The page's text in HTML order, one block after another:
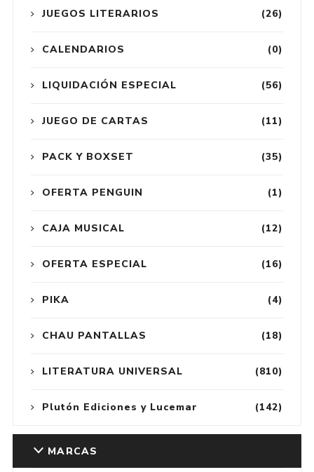
(26)
JUEGOS LITERARIOS
(0)
CALENDARIOS
(56)
LIQUIDACIÓN ESPECIAL
(11)
JUEGO DE CARTAS
(35)
PACK Y BOXSET
(1)
OFERTA PENGUIN
(12)
CAJA MUSICAL
(16)
OFERTA ESPECIAL
(4)
PIKA
(18)
CHAU PANTALLAS
(810)
LITERATURA UNIVERSAL
(142)
Plutón Ediciones y Lucemar
MARCAS